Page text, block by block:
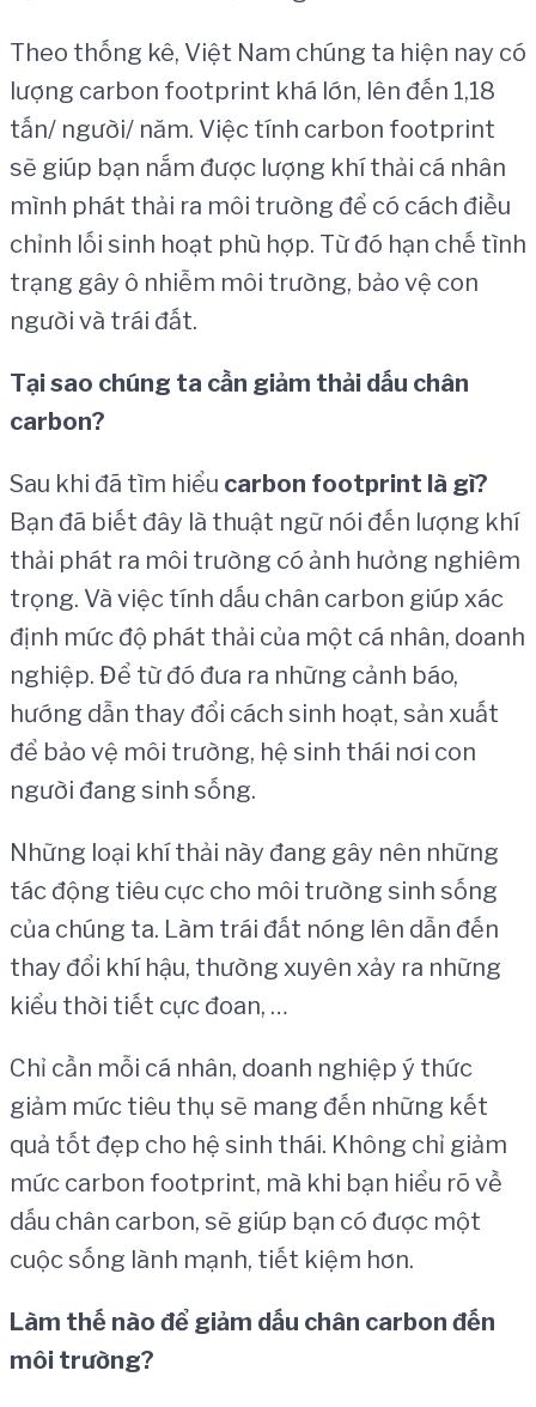
Theo thống kê, Việt Nam chúng ta hiện nay có
lượng carbon footprint khá lớn, lên đến 1,18
tấn/ người/ năm. Việc tính carbon footprint
sẽ giúp bạn nắm được lượng khí thải cá nhân
mình phát thải ra môi trường để có cách điều
chỉnh lối sinh hoạt phù hợp. Từ đó hạn chế tình
trạng gây ô nhiễm môi trường, bảo vệ con
người và trái đất.
Tại sao chúng ta cần giảm thải dấu chân
carbon?
Sau khi đã tìm hiểu carbon footprint là gì?
Bạn đã biết đây là thuật ngữ nói đến lượng khí
thải phát ra môi trường có ảnh hưởng nghiêm
trọng. Và việc tính dấu chân carbon giúp xác
định mức độ phát thải của một cá nhân, doanh
nghiệp. Để từ đó đưa ra những cảnh báo,
hướng dẫn thay đổi cách sinh hoạt, sản xuất
để bảo vệ môi trường, hệ sinh thái nơi con
người đang sinh sống.
Những loại khí thải này đang gây nên những
tác động tiêu cực cho môi trường sinh sống
của chúng ta. Làm trái đất nóng lên dẫn đến
thay đổi khí hậu, thường xuyên xảy ra những
kiểu thời tiết cực đoan, …
Chỉ cần mỗi cá nhân, doanh nghiệp ý thức
giảm mức tiêu thụ sẽ mang đến những kết
quả tốt đẹp cho hệ sinh thái. Không chỉ giảm
mức carbon footprint, mà khi bạn hiểu rõ về
dấu chân carbon, sẽ giúp bạn có được một
cuộc sống lành mạnh, tiết kiệm hơn.
Làm thế nào để giảm dấu chân carbon đến
môi trường?